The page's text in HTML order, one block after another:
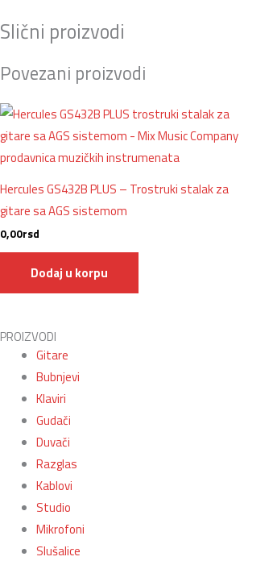
Slični proizvodi
Povezani proizvodi
Hercules GS432B PLUS – Trostruki stalak za
gitare sa AGS sistemom
0,00rsd
Dodaj u korpu
PROIZVODI
Gitare
Bubnjevi
Klaviri
Gudači
Duvači
Razglas
Kablovi
Studio
Mikrofoni
Slušalice